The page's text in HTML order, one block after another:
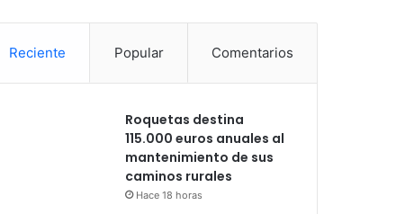
Reciente Popular Comentarios
Roquetas destina
115.000 euros anuales al
mantenimiento de sus
caminos rurales
Hace 18 horas